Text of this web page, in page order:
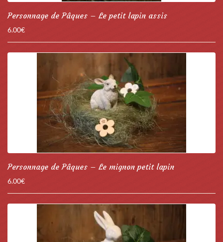
Personnage de Pâques – Le petit lapin assis
6.00€
Personnage de Pâques – Le mignon petit lapin
6.00€